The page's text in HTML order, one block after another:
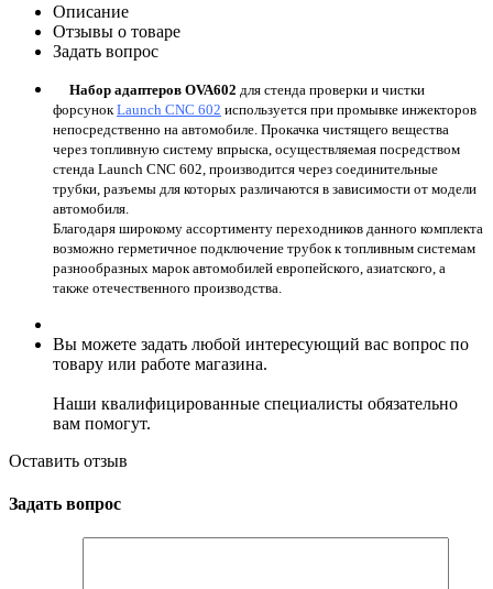
Описание
Отзывы о товаре
Задать вопрос
Набор адаптеров OVA602 для стенда проверки и чистки
форсунок Launch CNC 602 используется при промывке инжекторов
непосредственно на автомобиле. Прокачка чистящего вещества
через топливную систему впрыска, осуществляемая посредством
стенда Launch CNC 602, производится через соединительные
трубки, разъемы для которых различаются в зависимости от модели
автомобиля.
Благодаря широкому ассортименту переходников данного комплекта
возможно герметичное подключение трубок к топливным системам
разнообразных марок автомобилей европейского, азиатского, а
также отечественного производства.
Вы можете задать любой интересующий вас вопрос по
товару или работе магазина.
Наши квалифицированные специалисты обязательно
вам помогут.
Оставить отзыв
Задать вопрос